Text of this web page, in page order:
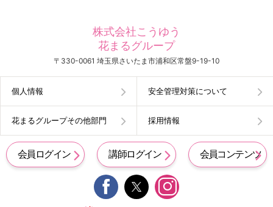
株式会社こうゆう
花まるグループ
〒330-0061 埼玉県さいたま市浦和区常盤9-19-10
個人情報 安全管理対策について
花まるグループその他部門 採用情報
会員ログイン 講師ログイン 会員コンテンツ
 